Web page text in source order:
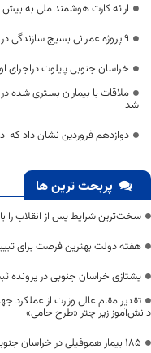
ارائه کارت هوشمند ملی به بیش از ۹۱ درصد جمعیت استان خراسان
۹ پروژه عمرانی بسیج سازندگی در خراسان جنوبی افتتاح شد
خراسان جنوبی پایلوت دراجرای
ملاقات با بیماران بستری شده
شد
دوازدهم فروردین نشان داد که
پربحث ترین ها
سخت‌ترین شرایط پس از انقلاب را
هفته دولت بهترین فرصت برای
یشتازی خراسان جنوبی در پرونده
دانش‌آموز زیر چتر «طرح حامی»
۱۸۵ بیمار هموفیلی در خراسان جنوبی تحت پوشش خدمات بیمه سلامت قرار دارند